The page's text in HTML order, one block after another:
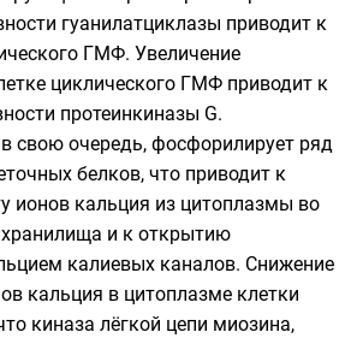
гуанилатциклазы приводит к
ГМФ. Увеличение
циклического ГМФ приводит к
протеинкиназы G.
свою очередь, фосфорилирует ряд
белков, что приводит к
ионов кальция из цитоплазмы во
и к открытию
калиевых каналов. Снижение
кальция в цитоплазме клетки
киназа лёгкой цепи миозина,